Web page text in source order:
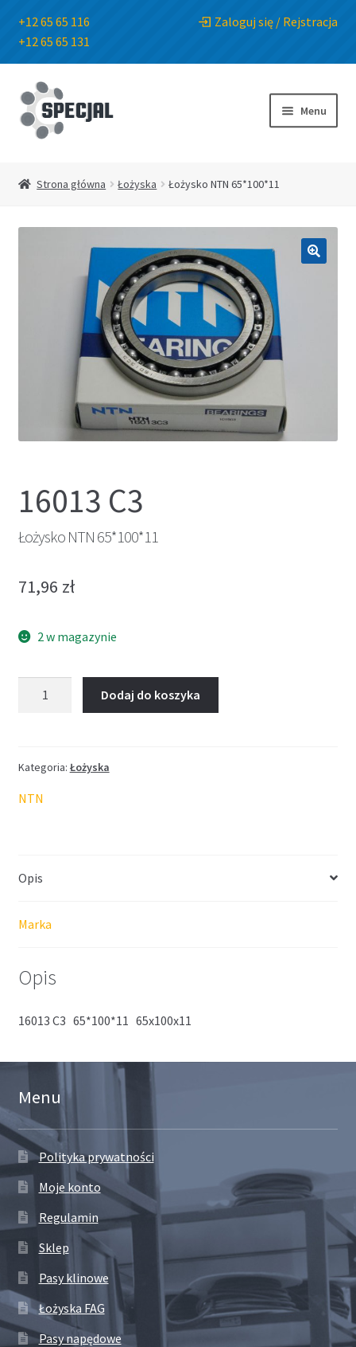
+12 65 65 116
+12 65 65 131
Zaloguj się / Rejstracja
Przejdź
do
nawigacji
Przejdź
do
treści
Menu
Strona główna Łożyska Łożysko NTN 65*100*11
16013 C3
Łożysko NTN 65*100*11
71,96 zł
2 w magazynie
Dodaj do koszyka
Kategoria: Łożyska
NTN
Opis
Marka
Opis
16013 C3 65*100*11 65x100x11
Menu
Polityka prywatności
Moje konto
Regulamin
Sklep
Pasy klinowe
Łożyska FAG
Pasy napędowe